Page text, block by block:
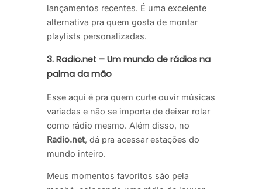
lançamentos recentes. É uma excelente
alternativa pra quem gosta de montar
playlists personalizadas.
3. Radio.net – Um mundo de rádios na
palma da mão
Esse aqui é pra quem curte ouvir músicas
variadas e não se importa de deixar rolar
como rádio mesmo. Além disso, no
Radio.net, dá pra acessar estações do
mundo inteiro.
Meus momentos favoritos são pela